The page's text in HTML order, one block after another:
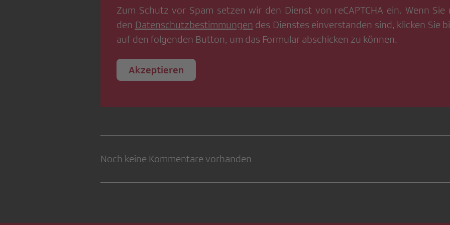
Zum Schutz vor Spam setzen wir den Dienst von reCAPTCHA ein. Wenn Sie
den Datenschutzbestimmungen des Dienstes einverstanden sind, klicken Sie
auf den folgenden Button, um das Formular abschicken zu können.
Akzeptieren
Noch keine Kommentare vorhanden